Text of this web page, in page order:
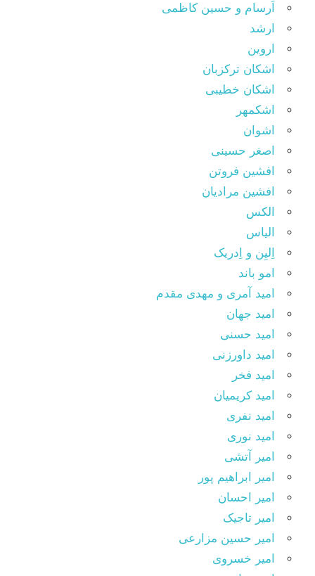
اَرسام و حسین کاظمی
ارشد
اروین
اشکان ترکزبان
اشکان خطیبی
اشکمهر
اشوان
اصغر حسینی
افشین فروتن
افشین مرادیان
الکس
الیاس
اِلیِن و اِدریک
امو باند
امید آمری و مهدی مقدم
امید جهان
امید حسنی
امید داورزنی
امید فخر
امید کریمیان
امید نفری
امید نوری
امیر آتشی
امیر ابراهیم پور
امیر احسان
امیر تاجیک
امیر حسین مزارعی
امیر خسروی